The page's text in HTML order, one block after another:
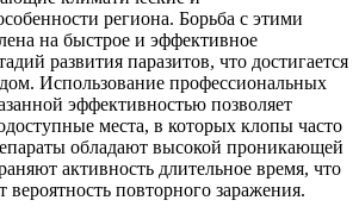
региона. Борьба с этими
на быстрое и эффективное
развития паразитов, что достигается
Использование профессиональных
эффективностью позволяет
места, в которых клопы часто
обладают высокой проникающей
активность длительное время, что
вероятность повторного заражения.